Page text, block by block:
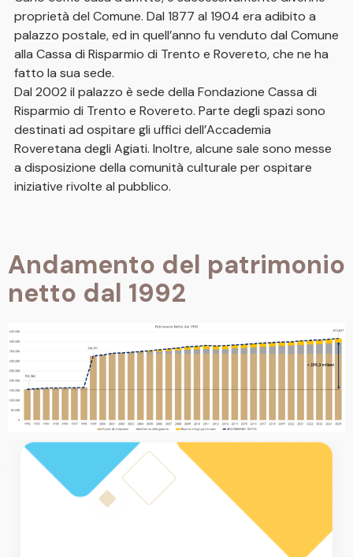
proprietà del Comune. Dal 1877 al 1904 era adibito a
palazzo postale, ed in quell’anno fu venduto dal Comune
alla Cassa di Risparmio di Trento e Rovereto, che ne ha
fatto la sua sede.
Dal 2002 il palazzo è sede della Fondazione Cassa di
Risparmio di Trento e Rovereto. Parte degli spazi sono
destinati ad ospitare gli uffici dell’Accademia
Roveretana degli Agiati. Inoltre, alcune sale sono messe
a disposizione della comunità culturale per ospitare
iniziative rivolte al pubblico.
Andamento del patrimonio
netto dal 1992